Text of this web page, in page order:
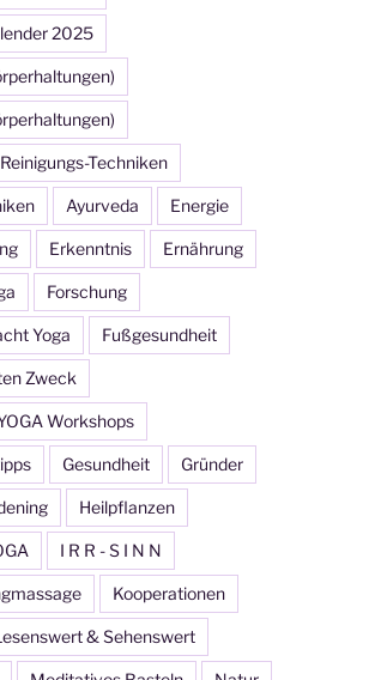
2025
Techniken
Ayurveda Energie
Erkenntnis Ernährung
Forschung
Yoga Fußgesundheit
Zweck
Workshops
Gesundheit Gründer
Heilpflanzen
I R R - S I N N
Kooperationen
& Sehenswert